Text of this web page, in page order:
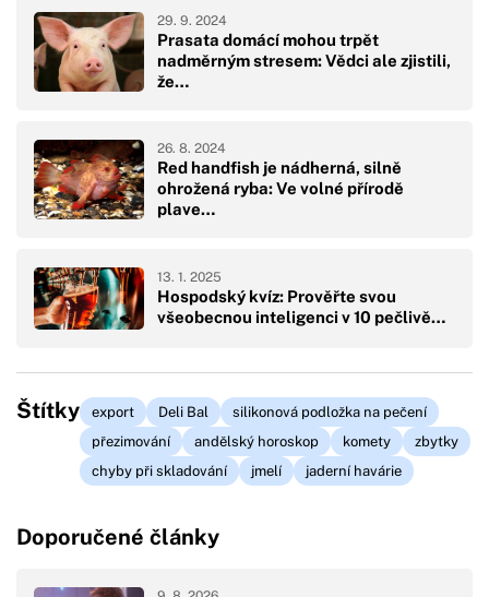
Prasata domácí mohou trpět
nadměrným stresem: Vědci ale zjistili,
že…
29. 9. 2024
Red handfish je nádherná, silně
ohrožená ryba: Ve volné přírodě
plave…
26. 8. 2024
Hospodský kvíz: Prověřte svou
všeobecnou inteligenci v 10 pečlivě…
13. 1. 2025
Štítky export Deli Bal
silikonová podložka na pečení
přezimování
andělský horoskop komety
zbytky
chyby při skladování
jmelí jaderní havárie
Doporučené články